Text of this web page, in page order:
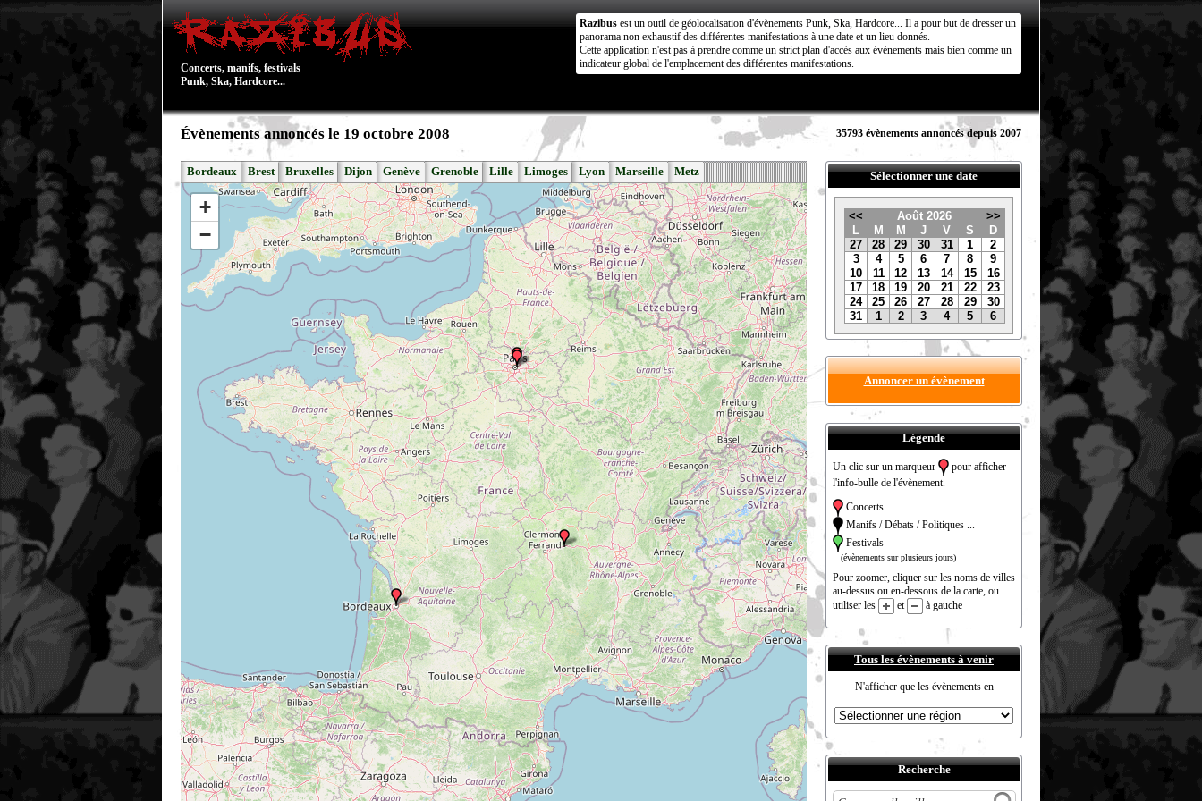
Concerts, manifs, festivals
Punk, Ska, Hardcore...
Razibus est un outil de géolocalisation d'évènements Punk, Ska, Hardcore... Il a pour but de dresser un
panorama non exhaustif des différentes manifestations à une date et un lieu donnés.
Cette application n'est pas à prendre comme un strict plan d'accès aux évènements mais bien comme un
indicateur global de l'emplacement des différentes manifestations.
Évènements annoncés le 19 octobre 2008 35793 évènements annoncés depuis 2007
Bordeaux Brest Bruxelles Dijon Genève Grenoble Lille Limoges Lyon Marseille Metz
+
−
Sélectionner une date
<< Août 2026
>>
L
M M J V S
D
27
28 29 30 31 1
2
3
4 5 6 7 8
9
10
11 12 13 14 15
16
17
18 19 20 21 22
23
24
25 26 27 28 29
30
31
1 2 3 4 5 6
Annoncer un évènement
Légende
Un clic sur un marqueur
pour afficher
l'info-bulle de l'évènement.
Concerts
Manifs / Débats / Politiques ...
Festivals
(évènements sur plusieurs jours)
Pour zoomer, cliquer sur les noms de villes
au-dessus ou en-dessous de la carte, ou
utiliser les
et à gauche
Tous les évènements à venir
N'afficher que les évènements en
Recherche